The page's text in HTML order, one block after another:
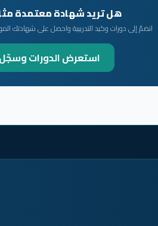
هل تريد شهادة معتمدة
انضمّ إلى دورات وكيد التدريبية واحصل على شهادتك
استعرض الدورات وسجّل